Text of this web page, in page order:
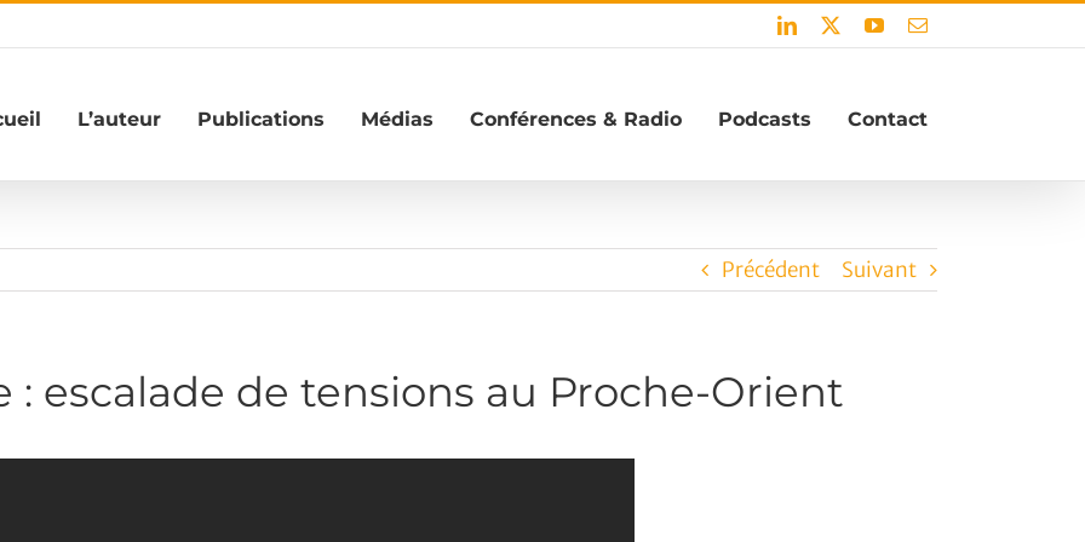
LinkedIn YouTubeEmail
L’auteur Publications Médias Conférences & Radio Podcasts Contact
Précédent Suivant
: escalade de tensions au Proche-Orient